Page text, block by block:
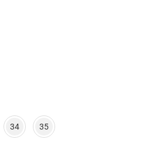
34 35